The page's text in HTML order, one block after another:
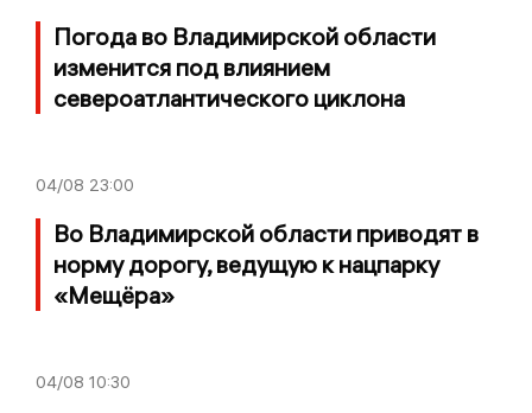
Погода во Владимирской области
изменится под влиянием
североатлантического циклона
04/08 23:00
Во Владимирской области приводят в
норму дорогу, ведущую к нацпарку
«Мещёра»
04/08 10:30